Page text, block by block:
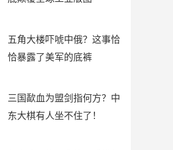
五角大楼吓唬中俄？这事恰
恰暴露了美军的底裤
三国歃血为盟剑指何方？中
东大棋有人坐不住了！